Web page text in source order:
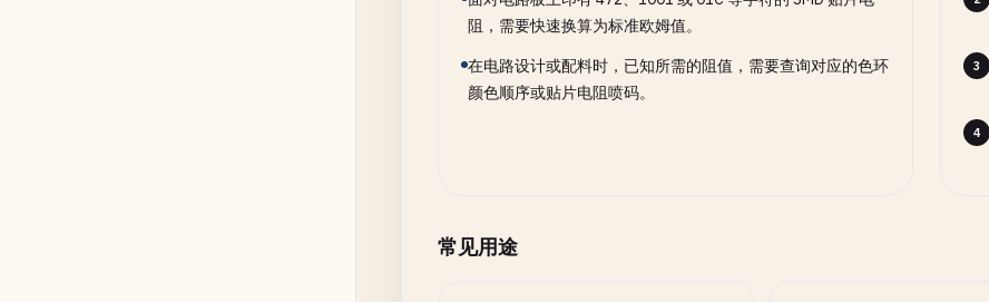
阻，需要快速换算为标准欧姆值。
在电路设计或配料时，已知所需的阻值，需要查询对应的色环
颜色顺序或贴片电阻喷码。
3
4
常见用途